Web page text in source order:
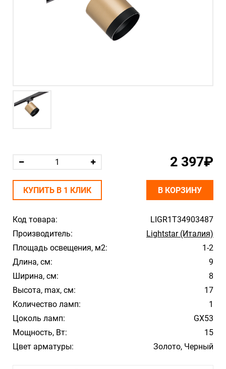
Код товара:
LIGR1T34903487
Производитель:
Lightstar (Италия)
Площадь освещения, м2:
1-2
Длина, см:
9
Ширина, см:
8
Высота, max, см:
17
Количество ламп:
1
Цоколь ламп:
GX53
Мощность, Вт:
15
Цвет арматуры:
Золото, Черный
2 397₽
КУПИТЬ В 1 КЛИК В КОРЗИНУ